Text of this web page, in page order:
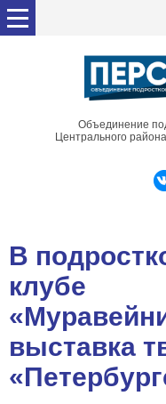
Объединение
Центрального
В
клубе
выставка